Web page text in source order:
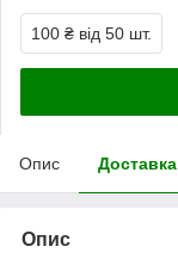
100 ₴ від 50 шт.
Опис Доставка
Опис